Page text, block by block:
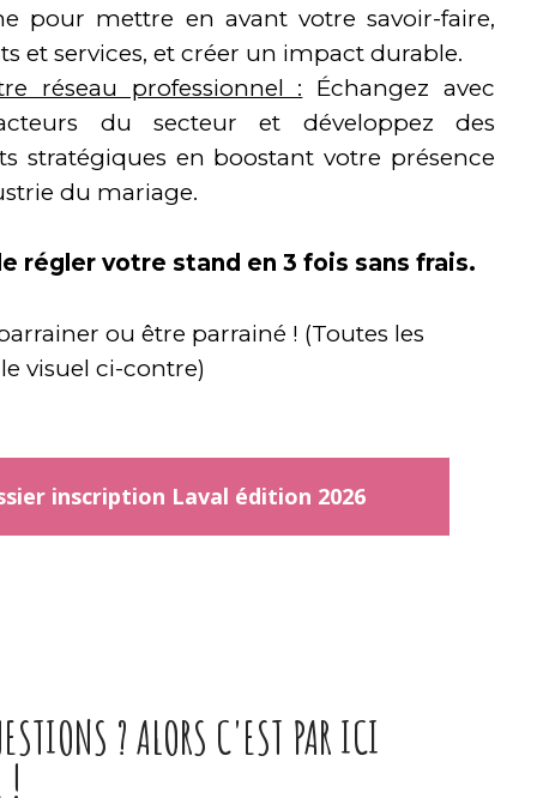
pour mettre en avant votre savoir-faire,
et services, et créer un impact durable.
réseau professionnel : Échangez avec
du secteur et développez des
stratégiques en boostant votre présence
du mariage.
régler votre stand en 3 fois sans frais.
ou être parrainé ! (Toutes les
visuel ci-contre)
inscription Laval édition 2026
? ALORS C'EST PAR ICI
!